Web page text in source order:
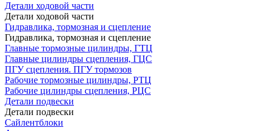
Детали ходовой части
Детали ходовой части
Гидравлика, тормозная и сцепление
Гидравлика, тормозная и сцепление
Главные тормозные цилиндры, ГТЦ
Главные цилиндры сцепления, ГЦС
ПГУ сцепления. ПГУ тормозов
Рабочие тормозные цилиндры, РТЦ
Рабочие цилиндры сцепления, РЦС
Детали подвески
Детали подвески
Cайлентблоки